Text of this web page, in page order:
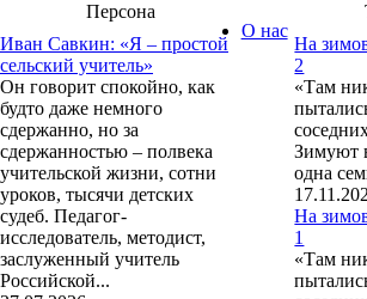
Персона
Иван Савкин: «Я – простой
сельский учитель»
Он говорит спокойно, как
будто даже немного
сдержанно, но за
сдержанностью – полвека
учительской жизни, сотни
уроков, тысячи детских
судеб. Педагог-
исследователь, методист,
заслуженный учитель
Российской...
На
2
«Там
Зимуют
одна
На
1
«Там
О нас